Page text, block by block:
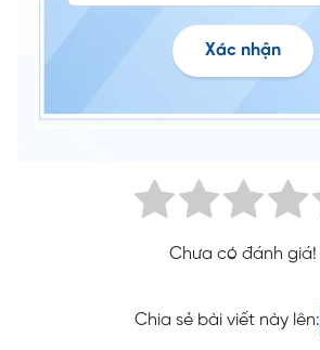
Xác nhận
Chưa có đánh giá!
Chia sẻ bài viết này lên: